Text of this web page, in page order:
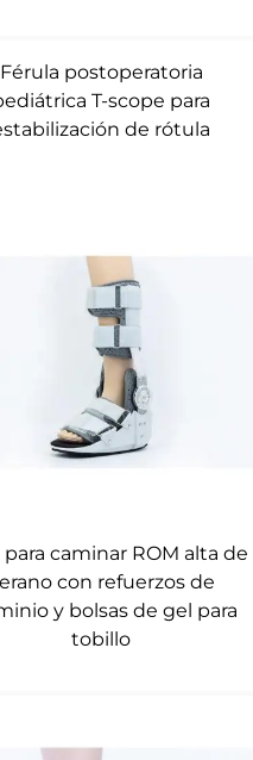
Férula postoperatoria
T-scope para
de rótula
caminar ROM alta de
con refuerzos de
y bolsas de gel para
tobillo